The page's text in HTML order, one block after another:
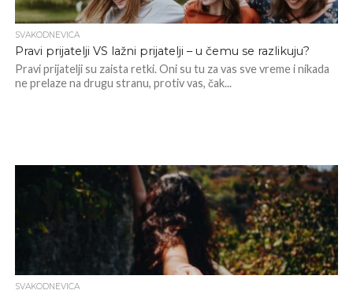
SVAKODNEVICA
Pravi prijatelji VS lažni prijatelji – u čemu se razlikuju?
Pravi prijatelji su zaista retki. Oni su tu za vas sve vreme i nikada
ne prelaze na drugu stranu, protiv vas, čak...
SVAKODNEVICA